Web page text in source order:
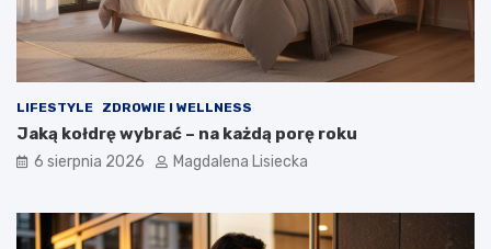
LIFESTYLE ZDROWIE I WELLNESS
Jaką kołdrę wybrać – na każdą porę roku
6 sierpnia 2026 Magdalena Lisiecka